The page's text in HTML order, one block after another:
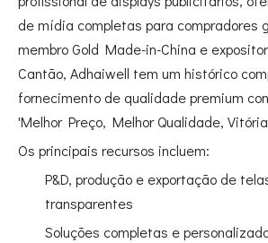
de mídia completas para compradores
membro Gold Made-in-China e
Cantão, Adhaiwell tem um histórico
fornecimento de qualidade premium
'Melhor Preço, Melhor Qualidade,
Os principais recursos incluem:
P&D, produção e exportação de
transparentes
Soluções completas e